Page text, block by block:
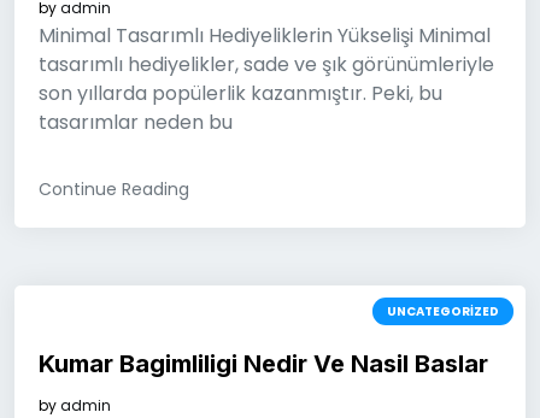
byadmin
Minimal Tasarımlı Hediyeliklerin Yükselişi Minimal
tasarımlı hediyelikler, sade ve şık görünümleriyle
son yıllarda popülerlik kazanmıştır. Peki, bu
tasarımlar neden bu
Continue Reading
UNCATEGORIZED
Kumar Bagimliligi Nedir Ve Nasil Baslar
byadmin